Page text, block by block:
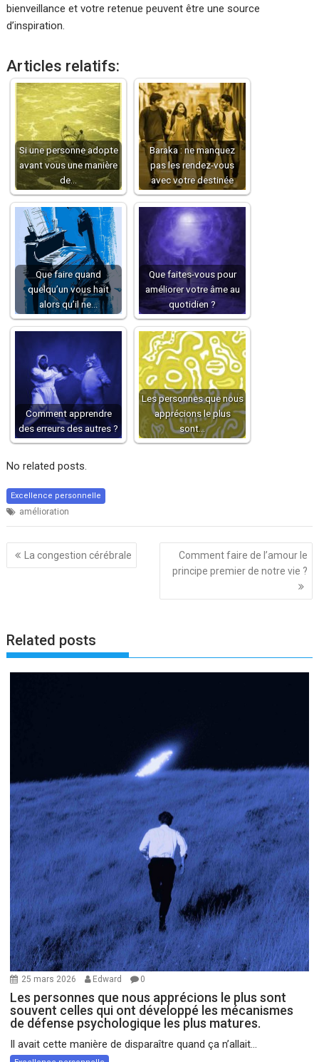
bienveillance et votre retenue peuvent être une source
d’inspiration.
Articles relatifs:
Si une personne adopte
avant vous une manière
de…
Baraka : ne manquez
pas les rendez-vous
avec votre destinée
Que faire quand
quelqu’un vous hait
alors qu’il ne…
Que faites-vous pour
améliorer votre âme au
quotidien ?
Comment apprendre
des erreurs des autres ?
Les personnes que nous
apprécions le plus
sont…
No related posts.
Excellence personnelle
amélioration
Navigation
de
La congestion cérébrale
Comment faire de l’amour le
principe premier de notre vie ?
Related posts
25 mars 2026 Edward 0
Les personnes que nous apprécions le plus sont
souvent celles qui ont développé les mécanismes
de défense psychologique les plus matures.
Il avait cette manière de disparaître quand ça n’allait...